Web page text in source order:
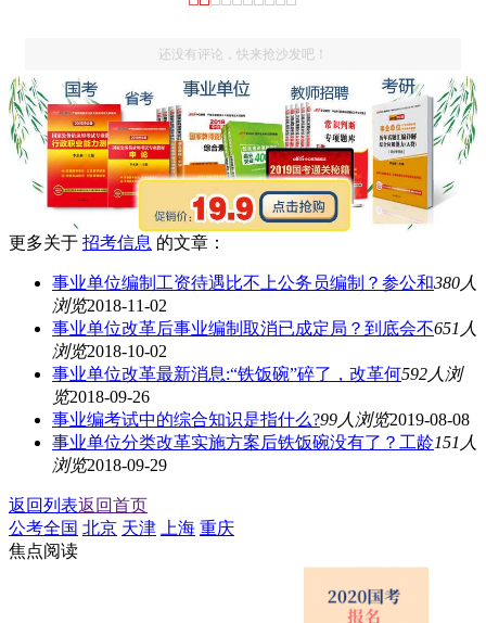
还没有评论，快来抢沙发吧！
更多关于 招考信息 的文章：
事业单位编制工资待遇比不上公务员编制？参公和380人
浏览2018-11-02
事业单位改革后事业编制取消已成定局？到底会不651人
浏览2018-10-02
事业单位改革最新消息:“铁饭碗”碎了，改革何592人浏
览2018-09-26
事业编考试中的综合知识是指什么?99人浏览2019-08-08
事业单位分类改革实施方案后铁饭碗没有了？工龄151人
浏览2018-09-29
返回列表返回首页
公考全国 北京 天津 上海 重庆
焦点阅读